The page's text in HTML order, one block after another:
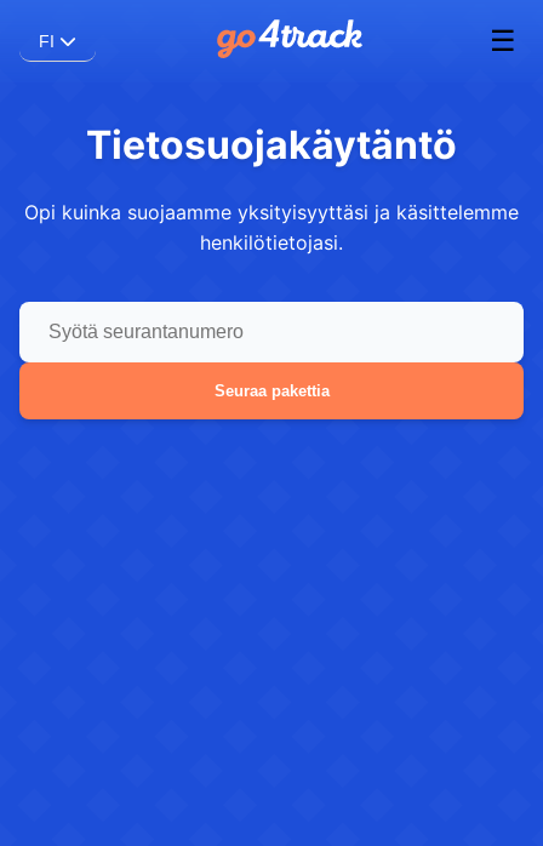
FI ☰
Tietosuojakäytäntö
Opi kuinka suojaamme yksityisyyttäsi ja käsittelemme
henkilötietojasi.
Seuraa pakettia